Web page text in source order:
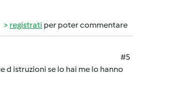
registrati per poter commentare
#5
d istruzioni se lo hai me lo hanno